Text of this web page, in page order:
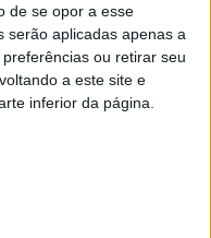
de se opor a esse
serão aplicadas apenas a
ou retirar seu
a este site e
inferior da página.